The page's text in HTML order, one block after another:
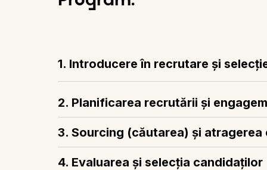
1. Introducere în recrutare și
2. Planificarea recrutării și
3. Sourcing (căutarea) și
4. Evaluarea și selecția candidaților